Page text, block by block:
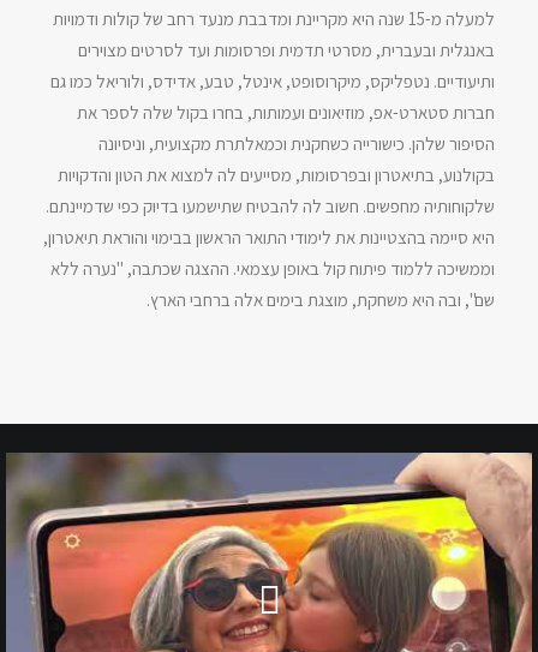
למעלה מ-15 שנה היא מקריינת ומדבבת מנעד רחב של קולות ודמויות
באנגלית ובעברית, מסרטי תדמית ופרסומות ועד לסרטים מצוירים
ותיעודיים. נטפליקס, מיקרוסופט, אינטל, טבע, אדידס, ולוריאל כמו גם
חברות סטארט-אפ, מוזיאונים ועמותות, בחרו בקול שלה לספר את
הסיפור שלהן. כישורייה כשחקנית וכמאלתרת מקצועית, וניסיונה
בקולנוע, בתיאטרון ובפרסומות, מסייעים לה למצוא את הטון והדקויות
שלקוחותיה מחפשים. חשוב לה להבטיח שתישמעו בדיוק כפי שדמיינתם.
היא סיימה בהצטיינות את לימודי התואר הראשון בבימוי והוראת תיאטרון,
וממשיכה ללמוד פיתוח קול באופן עצמאי. ההצגה שכתבה, "נערה ללא
שם", ובה היא משחקת, מוצגת בימים אלה ברחבי הארץ.